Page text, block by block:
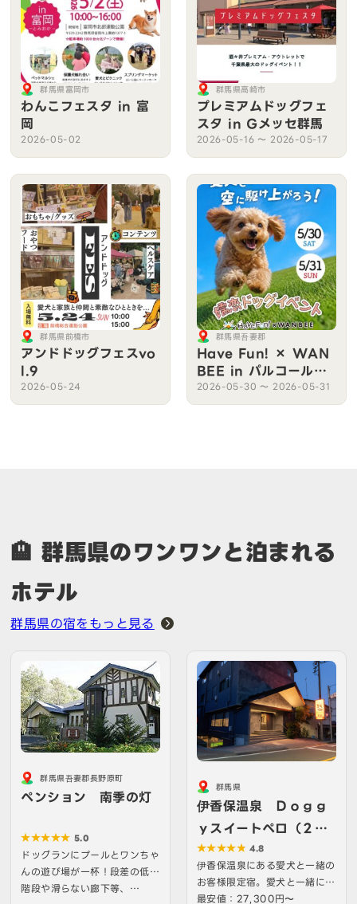
群馬県富岡市
わんこフェスタ in 富
岡
2026-05-02
群馬県高崎市
プレミアムドッグフェ
スタ in Gメッセ群馬
2026-05-16 〜 2026-05-17
群馬県前橋市
アンドドッグフェスvo
l.9
2026-05-24
群馬県吾妻郡
Have Fun! × WAN
BEE in パルコール嬬
恋2026
2026-05-30 〜 2026-05-31
🏨 群馬県のワンワンと泊まれる
ホテル
群馬県の宿をもっと見る
群馬県吾妻郡長野原町
ペンション 南季の灯
5.0
ドッグランにプールとワンちゃ
んの遊び場が一杯！段差の低い
階段や滑らない廊下等、…
群馬県
伊香保温泉 Ｄｏｇｇ
ｙスイートペロ（２０
２３年７月ＯＰＥＮ）
4.8
伊香保温泉にある愛犬と一緒の
お客様限定宿。愛犬と一緒に食
事と温泉お風呂が楽しめ…
最安値：27,300円〜